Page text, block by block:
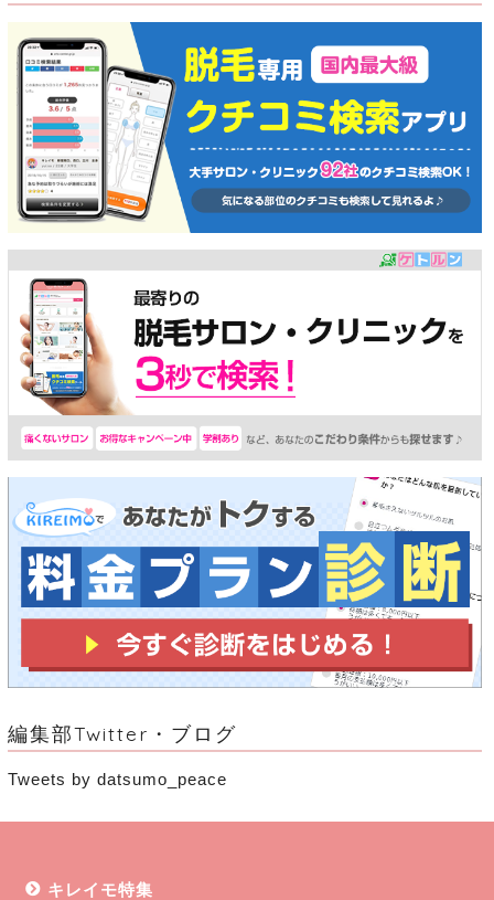
編集部Twitter・ブログ
Tweets by datsumo_peace
キレイモ特集